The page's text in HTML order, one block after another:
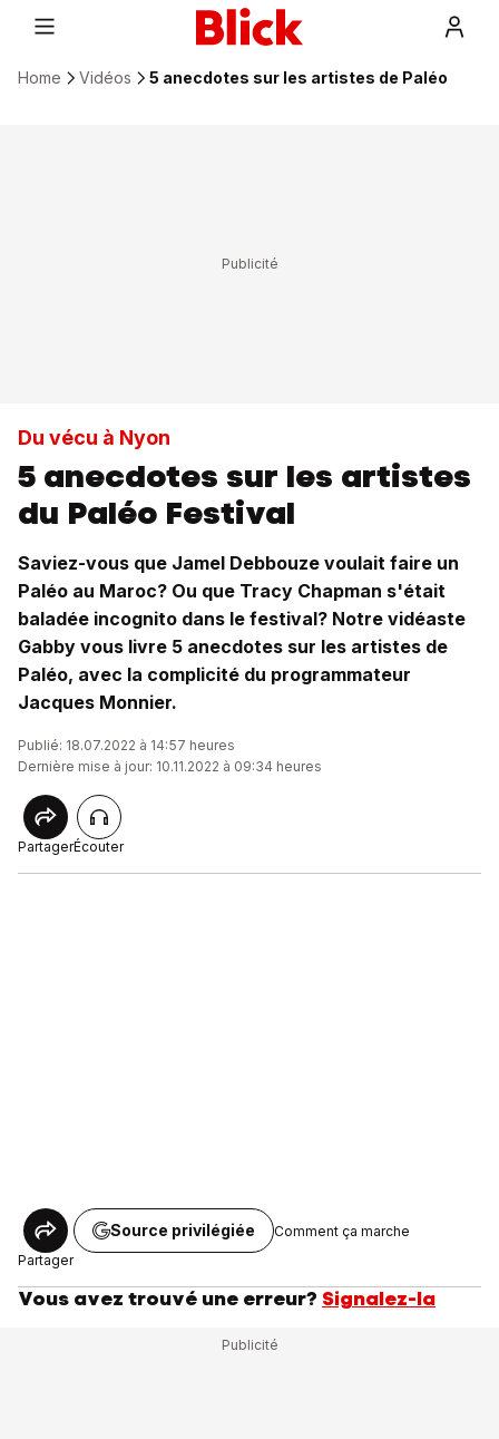
Home Vidéos 5 anecdotes sur les artistes de Paléo
Du vécu à Nyon
5 anecdotes sur les artistes
du Paléo Festival
Saviez-vous que Jamel Debbouze voulait faire un
Paléo au Maroc? Ou que Tracy Chapman s'était
baladée incognito dans le festival? Notre vidéaste
Gabby vous livre 5 anecdotes sur les artistes de
Paléo, avec la complicité du programmateur
Jacques Monnier.
Publié: 18.07.2022 à 14:57 heures
Dernière mise à jour: 10.11.2022 à 09:34 heures
PartagerÉcouter
Partager
Source privilégiée Comment ça marche
Vous avez trouvé une erreur? Signalez-la